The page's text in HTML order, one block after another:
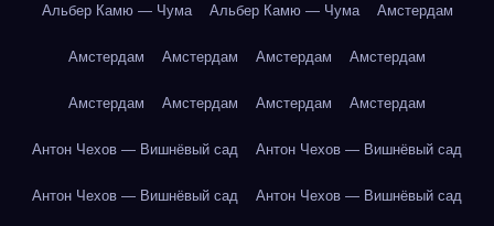
Альбер Камю — Чума Альбер Камю — Чума Амстердам
Амстердам Амстердам Амстердам Амстердам
Амстердам Амстердам Амстердам Амстердам
Антон Чехов — Вишнёвый сад Антон Чехов — Вишнёвый сад
Антон Чехов — Вишнёвый сад Антон Чехов — Вишнёвый сад